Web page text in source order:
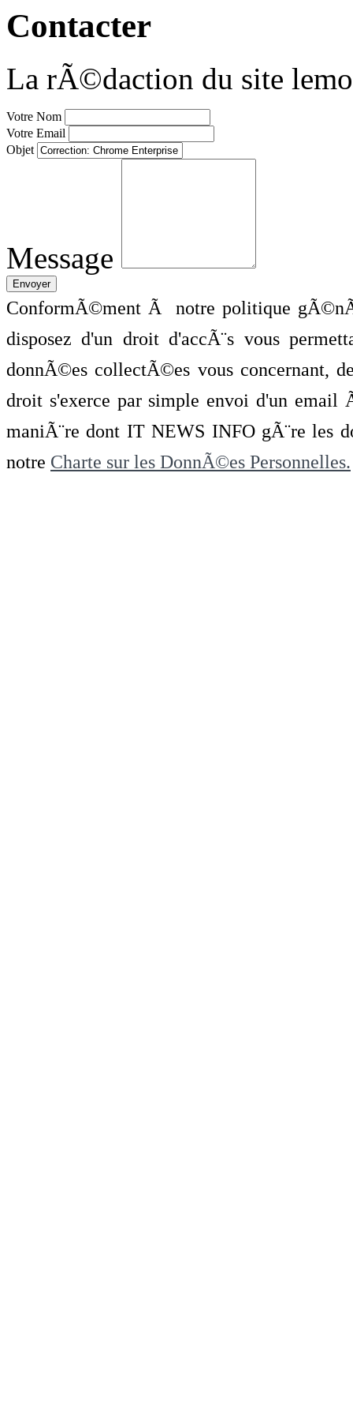
Contacter
La rÃ©daction du site
Votre Nom
Votre Email
Objet
Message
ConformÃ©ment Ã notre politique
disposez d'un droit d'accÃ¨s vous
donnÃ©es collectÃ©es vous concernant,
droit s'exerce par simple envoi d'un
maniÃ¨re dont IT NEWS INFO gÃ¨re les
notre Charte sur les DonnÃ©es Personnelles.